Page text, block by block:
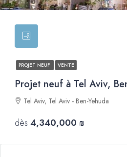
PROJET NEUF VENTE
Projet neuf à Tel Aviv,
Tel Aviv, Tel Aviv - Ben-Yehuda
dès 4,340,000 ₪